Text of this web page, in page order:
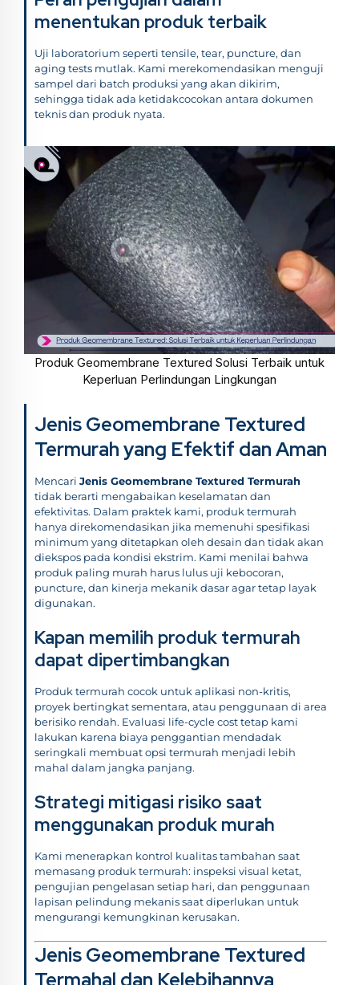
menentukan produk terbaik
Uji laboratorium seperti tensile, tear, puncture, dan
aging tests mutlak. Kami merekomendasikan menguji
sampel dari batch produksi yang akan dikirim,
sehingga tidak ada ketidakcocokan antara dokumen
teknis dan produk nyata.
Produk Geomembrane Textured Solusi Terbaik untuk
Keperluan Perlindungan Lingkungan
Jenis Geomembrane Textured
Termurah yang Efektif dan Aman
Mencari Jenis Geomembrane Textured Termurah
tidak berarti mengabaikan keselamatan dan
efektivitas. Dalam praktek kami, produk termurah
hanya direkomendasikan jika memenuhi spesifikasi
minimum yang ditetapkan oleh desain dan tidak akan
diekspos pada kondisi ekstrim. Kami menilai bahwa
produk paling murah harus lulus uji kebocoran,
puncture, dan kinerja mekanik dasar agar tetap layak
digunakan.
Kapan memilih produk termurah
dapat dipertimbangkan
Produk termurah cocok untuk aplikasi non-kritis,
proyek bertingkat sementara, atau penggunaan di area
berisiko rendah. Evaluasi life-cycle cost tetap kami
lakukan karena biaya penggantian mendadak
seringkali membuat opsi termurah menjadi lebih
mahal dalam jangka panjang.
Strategi mitigasi risiko saat
menggunakan produk murah
Kami menerapkan kontrol kualitas tambahan saat
memasang produk termurah: inspeksi visual ketat,
pengujian pengelasan setiap hari, dan penggunaan
lapisan pelindung mekanis saat diperlukan untuk
mengurangi kemungkinan kerusakan.
Jenis Geomembrane Textured
Termahal dan Kelebihannya